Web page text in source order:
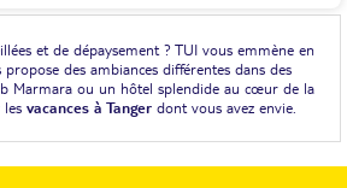
et de dépaysement ? TUI vous emmène en
propose des ambiances différentes dans des
Marmara ou un hôtel splendide au cœur de la
les vacances à Tanger dont vous avez envie.